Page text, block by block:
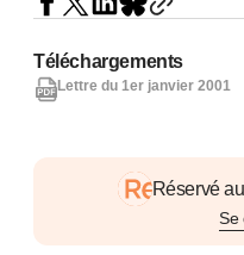
Réservé
Se
Téléchargements
Lettre du 1er janvier 2001